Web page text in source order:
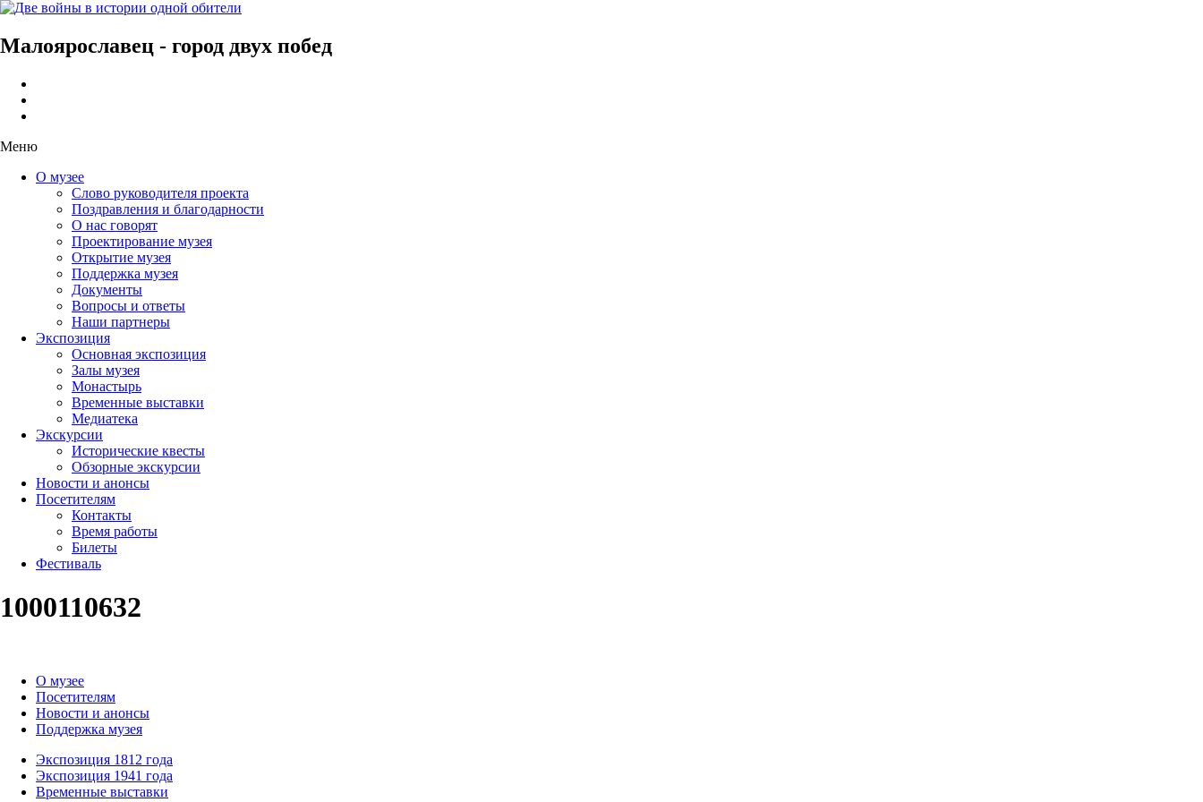
Малоярославец - город двух побед
Меню
О музее
Слово руководителя проекта
Поздравления и благодарности
О нас говорят
Проектирование музея
Открытие музея
Поддержка музея
Документы
Вопросы и ответы
Наши партнеры
Экспозиция
Основная экспозиция
Залы музея
Монастырь
Временные выставки
Медиатека
Экскурсии
Исторические квесты
Обзорные экскурсии
Новости и анонсы
Посетителям
Контакты
Время работы
Билеты
Фестиваль
1000110632
О музее
Посетителям
Новости и анонсы
Поддержка музея
Экспозиция 1812 года
Экспозиция 1941 года
Временные выставки